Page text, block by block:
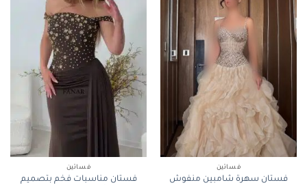
فساتين
فستان سهرة شامبين منفوش
فساتين
فستان مناسبات فخم بتصميم